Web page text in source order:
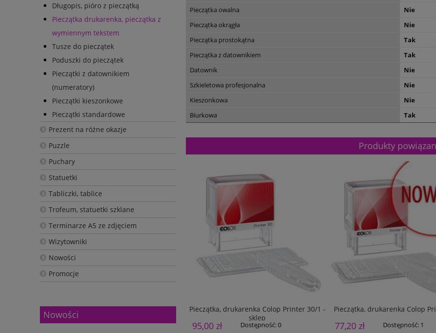
Długopis, pióro z pieczątką
Pieczątka drukarenka, pieczątka z
wymiennym tekstem
Tusze do pieczątek
Poduszki do pieczątek
Pieczątki z datownikiem
(numeratory)
Pieczątki kieszonkowe
Pieczątki standardowe
Prezent na różne okazje
Puzzle
Puchary
Statuetki
Tabliczki, tablice
Trofeum, statuetki szklane
Terminarze A5 ze zdjęciem
Wizytowniki
Nowości
Promocje
Nowości
Pieczątka owalna
Nie
Pieczątka okrągła
Nie
Pieczątka prostokątna
Tak
Pieczątka z datownikiem
Tak
Datownik
Nie
Szkieletowa profesjonalna
Nie
Kieszonkowa
Nie
Biurkowa
Tak
Produkty
Pieczątka, drukarenka Colop Printer 30/1 -
sklep
95,00 zł Dostępność:0
Pieczątka, drukarenka Colop
77,20 zł Dostępność: 1